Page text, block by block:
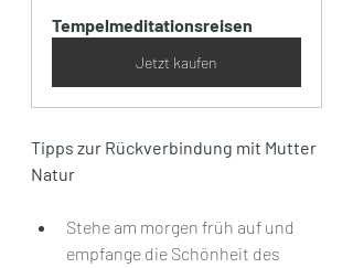
Tempelmeditationsreisen
Jetzt kaufen
Tipps zur Rückverbindung mit Mutter
Natur
Stehe am morgen früh auf und
empfange die Schönheit des